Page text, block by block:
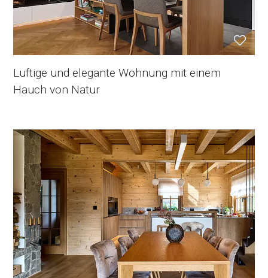
Luftige und elegante Wohnung mit einem
Hauch von Natur